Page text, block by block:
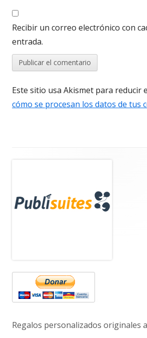
Recibir un correo electrónico con
entrada.
Este sitio usa Akismet para reducir
cómo se procesan los datos de tus
lateral
principal
Regalos personalizados originales